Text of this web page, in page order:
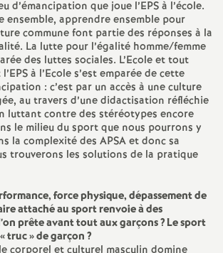
n
s
e
i
g
n
e
d’émancipation que joue l’EPS à l’école.
ensemble, apprendre ensemble pour
commune font partie des réponses à la
La lutte pour l’égalité homme/femme
des luttes sociales. L’Ecole et tout
à l’Ecole s’est emparée de cette
: c’est par un accès à une culture
au travers d’une didactisation réfléchie
luttant contre des stéréotypes encore
le milieu du sport que nous pourrons y
la complexité des APSA et donc sa
trouverons les solutions de la pratique
force physique, dépassement de
attaché au sport renvoie à des
prête avant tout aux garçons? Le sport
truc» de garçon?